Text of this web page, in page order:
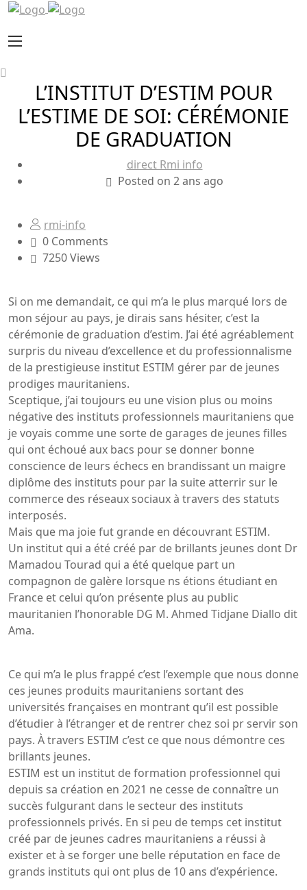
L’INSTITUT D’ESTIM POUR
L’ESTIME DE SOI: CÉRÉMONIE
DE GRADUATION
direct Rmi info
Posted on 2 ans ago
rmi-info
0 Comments
7250 Views
Si on me demandait, ce qui m’a le plus marqué lors de
mon séjour au pays, je dirais sans hésiter, c’est la
cérémonie de graduation d’estim. J’ai été agréablement
surpris du niveau d’excellence et du professionnalisme
de la prestigieuse institut ESTIM gérer par de jeunes
prodiges mauritaniens.
Sceptique, j’ai toujours eu une vision plus ou moins
négative des instituts professionnels mauritaniens que
je voyais comme une sorte de garages de jeunes filles
qui ont échoué aux bacs pour se donner bonne
conscience de leurs échecs en brandissant un maigre
diplôme des instituts pour par la suite atterrir sur le
commerce des réseaux sociaux à travers des statuts
interposés.
Mais que ma joie fut grande en découvrant ESTIM.
Un institut qui a été créé par de brillants jeunes dont Dr
Mamadou Tourad qui a été quelque part un
compagnon de galère lorsque ns étions étudiant en
France et celui qu’on présente plus au public
mauritanien l’honorable DG M. Ahmed Tidjane Diallo dit
Ama.
Ce qui m’a le plus frappé c’est l’exemple que nous donne
ces jeunes produits mauritaniens sortant des
universités françaises en montrant qu’il est possible
d’étudier à l’étranger et de rentrer chez soi pr servir son
pays. À travers ESTIM c’est ce que nous démontre ces
brillants jeunes.
ESTIM est un institut de formation professionnel qui
depuis sa création en 2021 ne cesse de connaître un
succès fulgurant dans le secteur des instituts
professionnels privés. En si peu de temps cet institut
créé par de jeunes cadres mauritaniens a réussi à
exister et à se forger une belle réputation en face de
grands instituts qui ont plus de 10 ans d’expérience.